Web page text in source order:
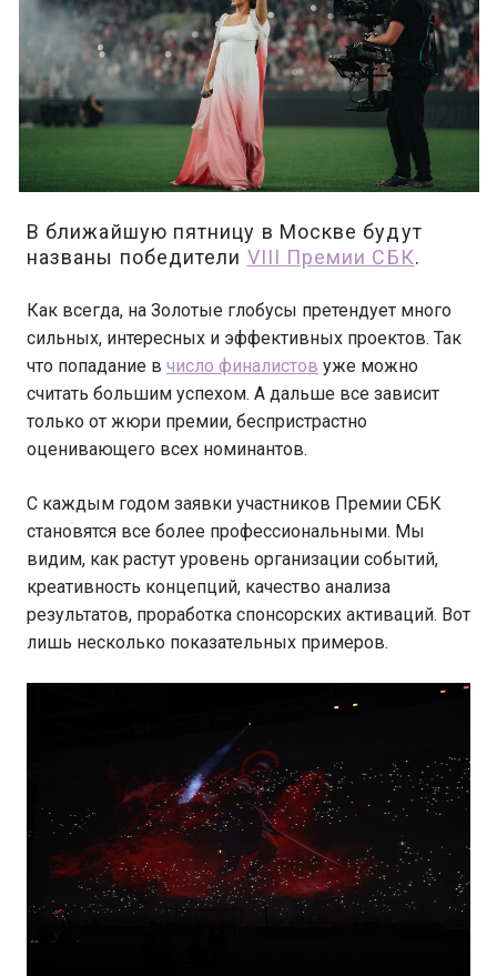
В ближайшую пятницу в Москве будут
названы победители VIII Премии СБК.
Как всегда, на Золотые глобусы претендует много
сильных, интересных и эффективных проектов. Так
что попадание в число финалистов уже можно
считать большим успехом. А дальше все зависит
только от жюри премии, беспристрастно
оценивающего всех номинантов.
С каждым годом заявки участников Премии СБК
становятся все более профессиональными. Мы
видим, как растут уровень организации событий,
креативность концепций, качество анализа
результатов, проработка спонсорских активаций. Вот
лишь несколько показательных примеров.